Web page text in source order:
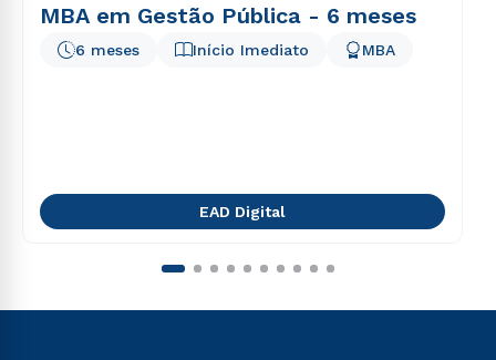
MBA em Gestão Pública - 6 meses
Início Imediato
6 meses MBA
EAD Digital